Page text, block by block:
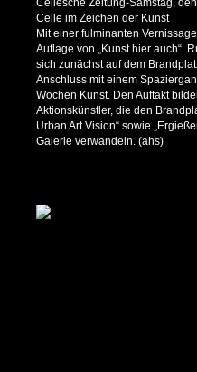
Cellesche Zeitung-Samstag,
Celle im Zeichen der Kunst
Mit einer fulminanten
Auflage von „Kunst hier auch“.
sich zunächst auf dem
Anschluss mit einem
Wochen Kunst. Den Auftakt
Aktionskünstler, die den
Urban Art Vision“ sowie
Galerie verwandeln. (ahs)